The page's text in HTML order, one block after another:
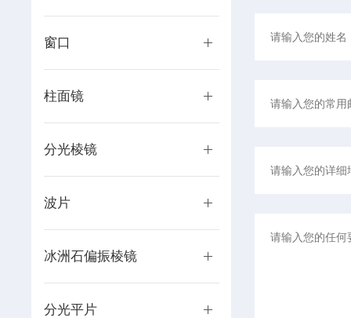
窗口
柱面镜
分光棱镜
波片
冰洲石偏振棱镜
分光平片